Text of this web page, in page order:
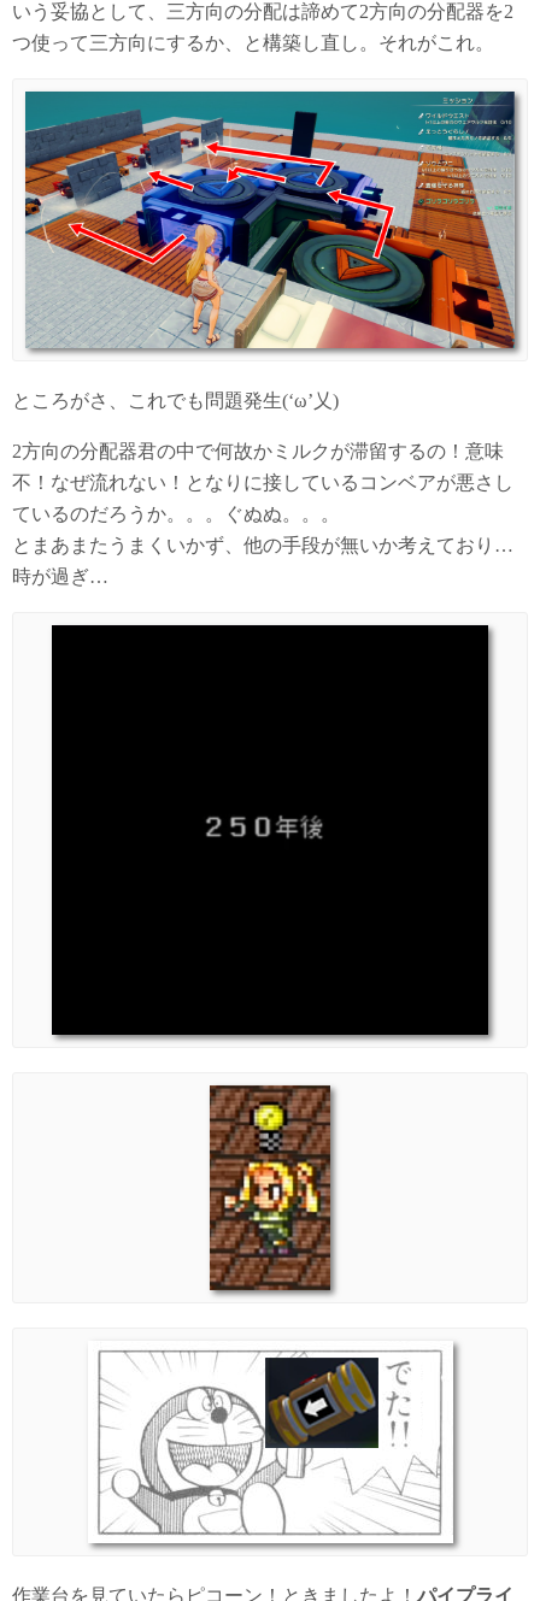
いう妥協として、三方向の分配は諦めて2方向の分配器を2
つ使って三方向にするか、と構築し直し。それがこれ。
ところがさ、これでも問題発生(‘ω’乂)
2方向の分配器君の中で何故かミルクが滞留するの！意味
不！なぜ流れない！となりに接しているコンベアが悪さし
ているのだろうか。。。ぐぬぬ。。。
とまあまたうまくいかず、他の手段が無いか考えており…
時が過ぎ…
作業台を見ていたらピコーン！ときましたよ！ パイプライ